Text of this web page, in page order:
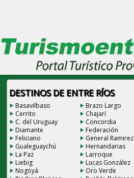
DESTINOS DE ENTRE RÍOS
Basavilbaso Brazo Largo
Cerrito
Chajarí
C. del Uruguay
Concordia
Diamante
Federación
Feliciano
General Ramirez
Gualeguaychú
Hernandarias
La Paz
Larroque
Liebig
Lucas González
Nogoyá
Oro Verde